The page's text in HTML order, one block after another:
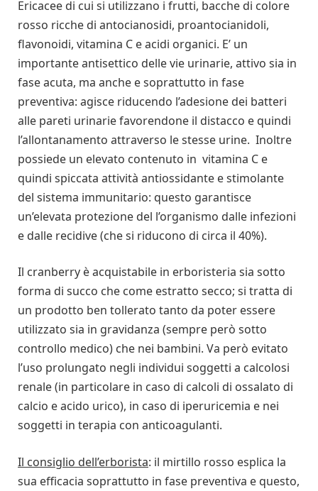
Ericacee di cui si utilizzano i frutti, bacche di colore
rosso ricche di antocianosidi, proantocianidoli,
flavonoidi, vitamina C e acidi organici. E’ un
importante antisettico delle vie urinarie, attivo sia in
fase acuta, ma anche e soprattutto in fase
preventiva: agisce riducendo l’adesione dei batteri
alle pareti urinarie favorendone il distacco e quindi
l’allontanamento attraverso le stesse urine. Inoltre
possiede un elevato contenuto in vitamina C e
quindi spiccata attività antiossidante e stimolante
del sistema immunitario: questo garantisce
un’elevata protezione del l’organismo dalle infezioni
e dalle recidive (che si riducono di circa il 40%).
Il cranberry è acquistabile in erboristeria sia sotto
forma di succo che come estratto secco; si tratta di
un prodotto ben tollerato tanto da poter essere
utilizzato sia in gravidanza (sempre però sotto
controllo medico) che nei bambini. Va però evitato
l’uso prolungato negli individui soggetti a calcolosi
renale (in particolare in caso di calcoli di ossalato di
calcio e acido urico), in caso di iperuricemia e nei
soggetti in terapia con anticoagulanti.
Il consiglio dell’erborista: il mirtillo rosso esplica la
sua efficacia soprattutto in fase preventiva e questo,